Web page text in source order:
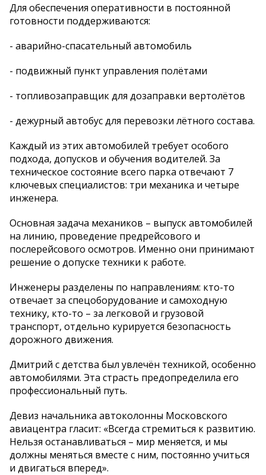
Для обеспечения оперативности в постоянной
готовности поддерживаются:
- аварийно-спасательный автомобиль
- подвижный пункт управления полётами
- топливозаправщик для дозаправки вертолётов
- дежурный автобус для перевозки лётного состава.
Каждый из этих автомобилей требует особого
подхода, допусков и обучения водителей. За
техническое состояние всего парка отвечают 7
ключевых специалистов: три механика и четыре
инженера.
Основная задача механиков – выпуск автомобилей
на линию, проведение предрейсового и
послерейсового осмотров. Именно они принимают
решение о допуске техники к работе.
Инженеры разделены по направлениям: кто-то
отвечает за спецоборудование и самоходную
технику, кто-то – за легковой и грузовой
транспорт, отдельно курируется безопасность
дорожного движения.
Дмитрий с детства был увлечён техникой, особенно
автомобилями. Эта страсть предопределила его
профессиональный путь.
Девиз начальника автоколонны Московского
авиацентра гласит: «Всегда стремиться к развитию.
Нельзя останавливаться – мир меняется, и мы
должны меняться вместе с ним, постоянно учиться
и двигаться вперед».